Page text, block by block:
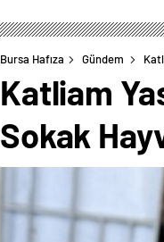
Bursa Hafıza Gündem
Katliam
Sokak